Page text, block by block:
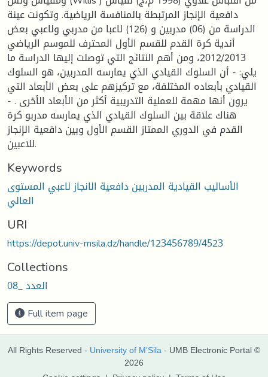
دافعية الإنجاز المرتبطة بالمنافسة الرياضية. وتكونت عينة
الدراسة من (06) مدربين و (126) لاعبا من مدربي ولاعبي بعض
أندية كرة القدم للقسم الأول المحترف للموسم الرياضي
2012/2013، ومن أهم النتائج التي توصلت إليها الدراسة ما
يلي: - أن السلوك القيادي الذي يمارسه المدربين، هو السلوك
القيادي بأبعاده المختلفة، مع تركيزهم على بعض الأبعاد التي
يرون أنها مهمة للعملية التدريبية أكثر من الأبعاد الأخرى . -
هناك علاقة بين السلوك القيادي الذي يمارسه مدربو كرة
القدم في الدوري الممتاز القسم الأول وبين دافعية الإنجاز
للاعبين.
Keywords
الأساليب القيادية المدربين دافعية الانجاز لاعبي المستوى
العالي
URI
https://depot.univ-msila.dz/handle/123456789/4523
Collections
العدد _08
Full item page
All Rights Reserved - University of M'Sila - UMB Electronic Portal ©
2026